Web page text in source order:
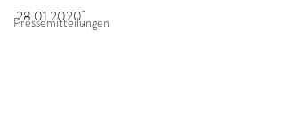
Pressemitteilungen
28.01.2020]